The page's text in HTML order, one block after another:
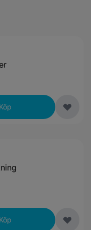
Köp
Köp